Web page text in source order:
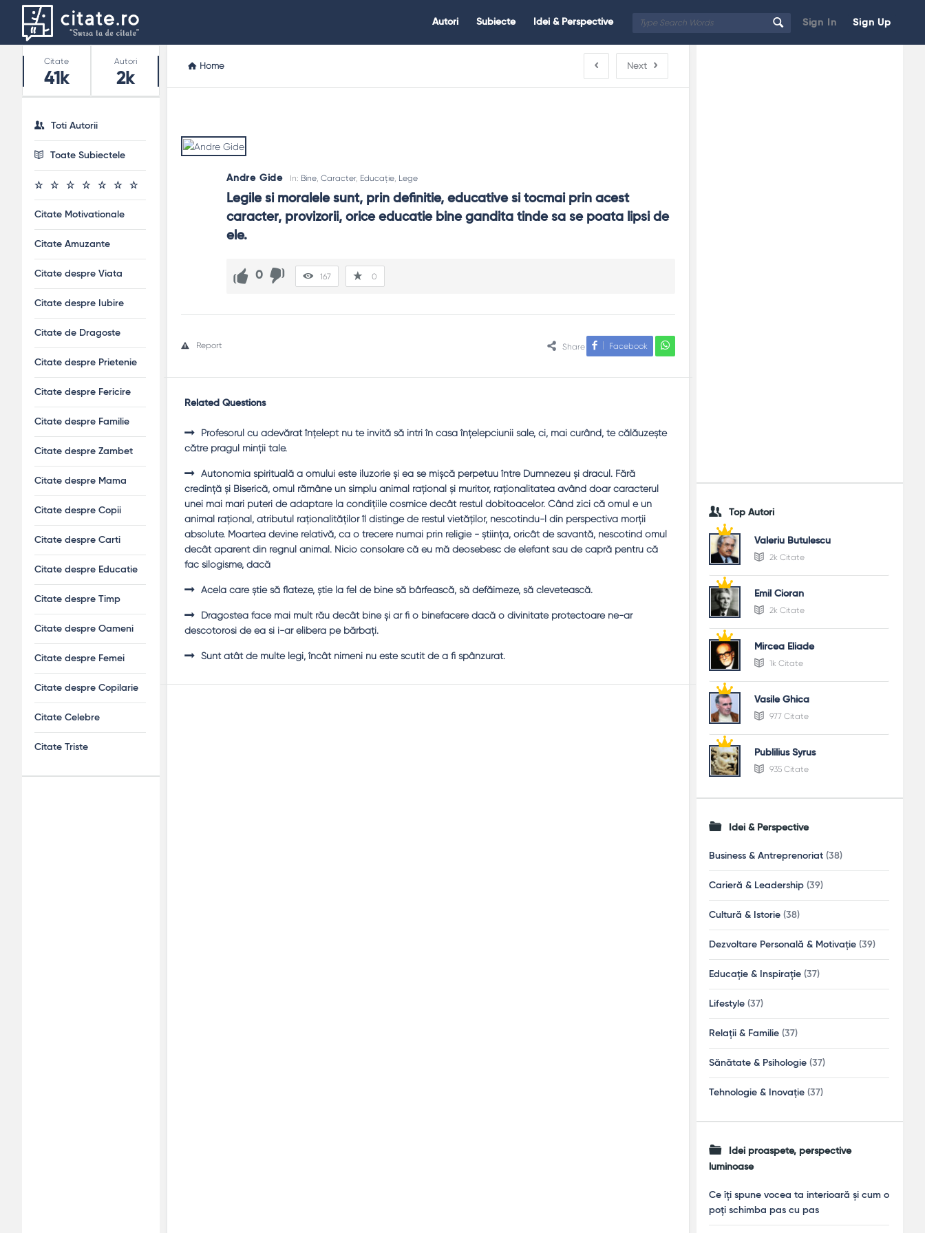
Sign In Sign Up
Citate.ro
Autori Subiecte Idei & Perspective
Home Next
Andre Gide In: Bine Caracter, Educație Lege
Legile si moralele sunt, prin definitie, educative si tocmai prin acest
caracter, provizorii, orice educatie bine gandita tinde sa se poata lipsi de
ele.
0 167 0
Share Facebook
Report
Related Questions
Profesorul cu adevărat înţelept nu te invită să intri în casa înţelepciunii sale, ci, mai curând, te călăuzeşte
către pragul minţii tale.
Autonomia spirituală a omului este iluzorie şi ea se mişcă perpetuu între Dumnezeu şi dracul. Fără
credinţă şi Biserică, omul rămâne un simplu animal raţional şi muritor, raţionalitatea având doar caracterul
unei mai mari puteri de adaptare la condiţiile cosmice decât restul dobitoacelor. Când zici că omul e un
animal raţional, atributul raţionalităţilor îl distinge de restul vietăţilor, nescotindu-l din perspectiva morţii
absolute. Moartea devine relativă, ca o trecere numai prin religie - ştiinţa, oricât de savantă, nescotind omul
decât aparent din regnul animal. Nicio consolare că eu mă deosebesc de elefant sau de capră pentru că
fac silogisme, dacă
Acela care ştie să flateze, ştie la fel de bine să bârfească, să defăimeze, să clevetească.
Dragostea face mai mult rău decât bine şi ar fi o binefacere dacă o divinitate protectoare ne-ar
descotorosi de ea si i-ar elibera pe bărbaţi.
Sunt atât de multe legi, încât nimeni nu este scutit de a fi spânzurat.
Top Autori
Valeriu Butulescu
2k Citate
Emil Cioran
2k Citate
Mircea Eliade
1k Citate
Vasile Ghica
977 Citate
Publilius Syrus
935 Citate
Idei & Perspective
Business & Antreprenoriat (38)
Carieră & Leadership (39)
Cultură & Istorie (38)
Dezvoltare Personală & Motivație (39)
Educație & Inspirație (37)
Lifestyle (37)
Relații & Familie (37)
Sănătate & Psihologie (37)
Tehnologie & Inovație (37)
Idei proaspete, perspective
luminoase
Ce îți spune vocea ta interioară și cum o
poți schimba pas cu pas
Stats
Citate
41k
Autori
2k
Toti Autorii
Toate Subiectele
Citate Motivationale
Citate Amuzante
Citate despre Viata
Citate despre Iubire
Citate de Dragoste
Citate despre Prietenie
Citate despre Fericire
Citate despre Familie
Citate despre Zambet
Citate despre Mama
Citate despre Copii
Citate despre Carti
Citate despre Educatie
Citate despre Timp
Citate despre Oameni
Citate despre Femei
Citate despre Copilarie
Citate Celebre
Citate Triste